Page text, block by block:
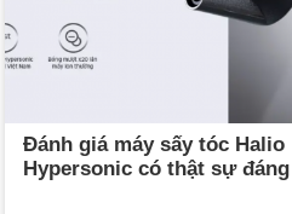
Đánh giá máy sấy tóc Halio
Hypersonic có thật sự